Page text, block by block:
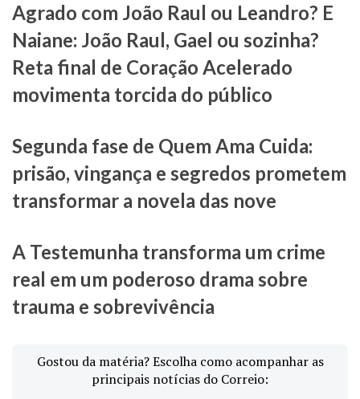
Agrado com João Raul ou Leandro? E
Naiane: João Raul, Gael ou sozinha?
Reta final de Coração Acelerado
movimenta torcida do público
Segunda fase de Quem Ama Cuida:
prisão, vingança e segredos prometem
transformar a novela das nove
A Testemunha transforma um crime
real em um poderoso drama sobre
trauma e sobrevivência
Gostou da matéria? Escolha como acompanhar as
principais notícias do Correio: